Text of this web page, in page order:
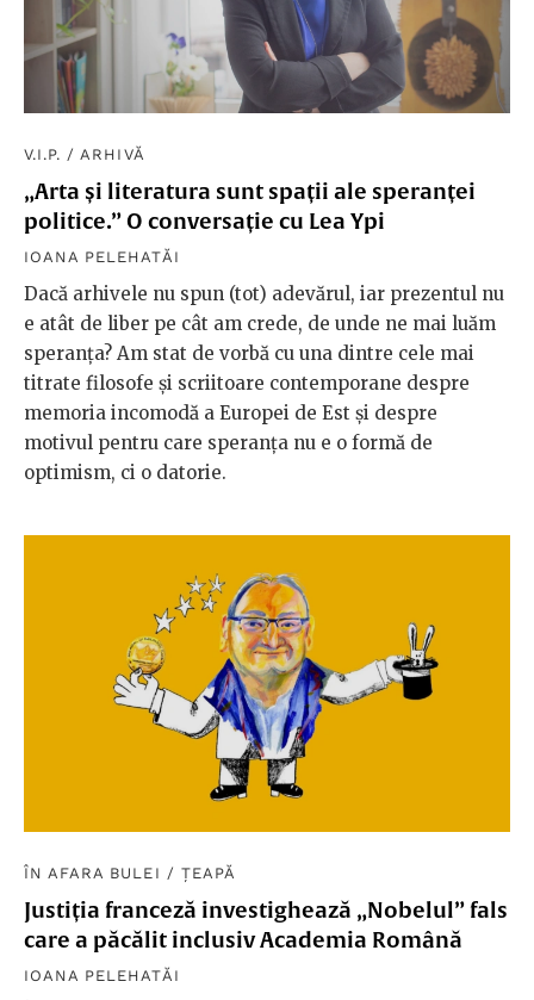
V.I.P. / ARHIVĂ
„Arta și literatura sunt spații ale speranței
politice.” O conversație cu Lea Ypi
IOANA PELEHATĂI
Dacă arhivele nu spun (tot) adevărul, iar prezentul nu
e atât de liber pe cât am crede, de unde ne mai luăm
speranța? Am stat de vorbă cu una dintre cele mai
titrate filosofe și scriitoare contemporane despre
memoria incomodă a Europei de Est și despre
motivul pentru care speranța nu e o formă de
optimism, ci o datorie.
ÎN AFARA BULEI / ȚEAPĂ
Justiția franceză investighează „Nobelul” fals
care a păcălit inclusiv Academia Română
IOANA PELEHATĂI